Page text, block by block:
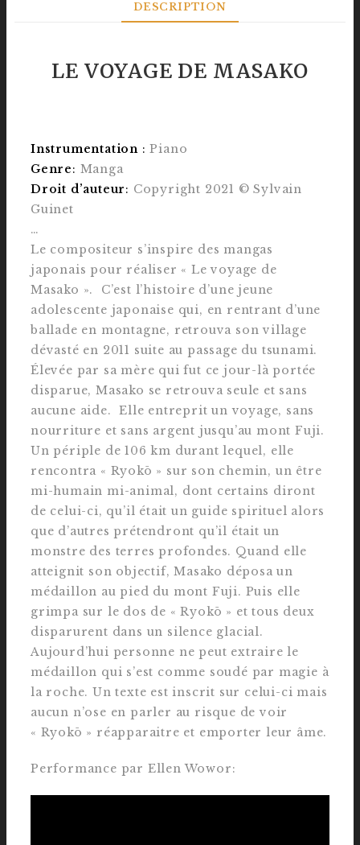
DESCRIPTION
LE VOYAGE DE MASAKO
Instrumentation : Piano
Genre: Manga
Droit d’auteur: Copyright 2021 © Sylvain
Guinet
…
Le compositeur s’inspire des mangas
japonais pour réaliser « Le voyage de
Masako ». C’est l’histoire d’une jeune
adolescente japonaise qui, en rentrant d’une
ballade en montagne, retrouva son village
dévasté en 2011 suite au passage du tsunami.
Élevée par sa mère qui fut ce jour-là portée
disparue, Masako se retrouva seule et sans
aucune aide. Elle entreprit un voyage, sans
nourriture et sans argent jusqu’au mont Fuji.
Un périple de 106 km durant lequel, elle
rencontra « Ryokō » sur son chemin, un être
mi-humain mi-animal, dont certains diront
de celui-ci, qu’il était un guide spirituel alors
que d’autres prétendront qu’il était un
monstre des terres profondes. Quand elle
atteignit son objectif, Masako déposa un
médaillon au pied du mont Fuji. Puis elle
grimpa sur le dos de « Ryokō » et tous deux
disparurent dans un silence glacial.
Aujourd’hui personne ne peut extraire le
médaillon qui s’est comme soudé par magie à
la roche. Un texte est inscrit sur celui-ci mais
aucun n’ose en parler au risque de voir
« Ryokō » réapparaitre et emporter leur âme.
Performance par Ellen Wowor: